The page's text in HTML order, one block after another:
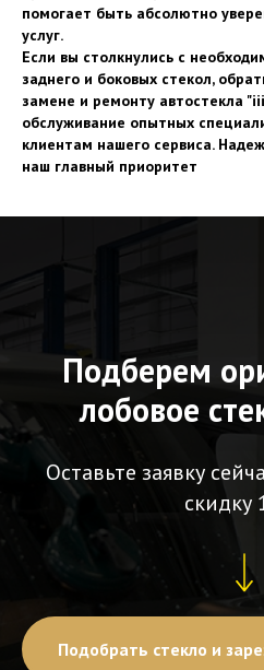
помогает быть абсолютно
услуг.
Если вы столкнулись с
заднего и боковых стекол,
замене и ремонту автостекла
обслуживание опытных
клиентам нашего сервиса.
наш главный приоритет
Подберем
лобовое
Оставьте заявку
скидку
Подобрать стекло и